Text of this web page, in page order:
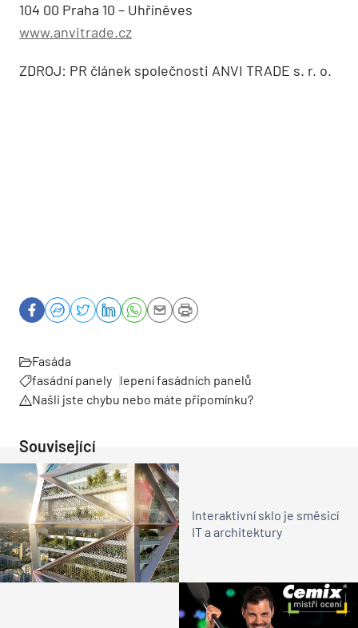
104 00 Praha 10 – Uhříněves
www.anvitrade.cz
ZDROJ: PR článek společnosti ANVI TRADE s. r. o.
Fasáda
fasádní panely lepení fasádních panelů
Našli jste chybu nebo máte připomínku?
Související
Interaktivní sklo je směsicí
IT a architektury